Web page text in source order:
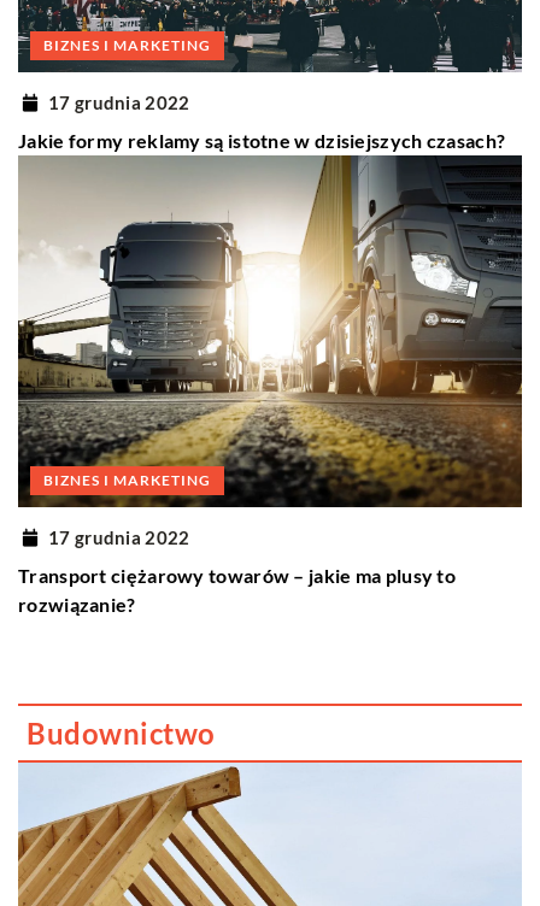
BIZNES I MARKETING
17 grudnia 2022
Jakie formy reklamy są istotne w dzisiejszych czasach?
BIZNES I MARKETING
17 grudnia 2022
Transport ciężarowy towarów – jakie ma plusy to
rozwiązanie?
Budownictwo